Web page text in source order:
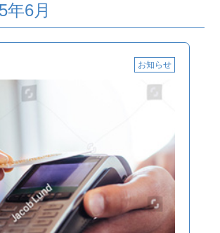
年6月
お知らせ